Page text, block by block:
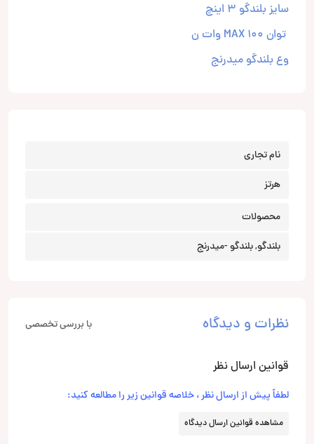
سایز بلندگو 3 اینچ
توان MAX 100 وات ن
وع بلندگو میدرنج
نام تجاری
هرتز
محصولات
بلندگو, بلندگو -میدرنج
نظرات و دیدگاه با بررسی تخصصی
قوانین ارسال نظر
لطفاً پیش از ارسال نظر ، خلاصه قوانین زیر را مطالعه کنید:
مشاهده قوانین ارسال دیدگاه